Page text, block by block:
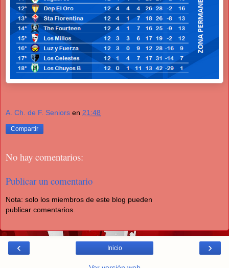
A. Ch. de F. Seniors en 21:48
Compartir
No hay comentarios:
Publicar un comentario
Nota: solo los miembros de este blog pueden
publicar comentarios.
‹ ›
Inicio